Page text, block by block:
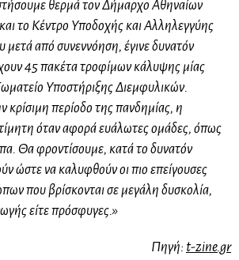
θερμά τον Δήμαρχο Αθηναίων
το Κέντρο Υποδοχής και Αλληλεγγύης
από συνεννόηση, έγινε δυνατόν
45 πακέτα τροφίμων κάλυψης μίας
Υποστήριξης Διεμφυλικών.
κρίσιμη περίοδο της πανδημίας, η
όταν αφορά ευάλωτες ομάδες, όπως
Θα φροντίσουμε, κατά το δυνατόν
ώστε να καλυφθούν οι πιο επείγουσες
που βρίσκονται σε μεγάλη δυσκολία,
είτε πρόσφυγες.»
Πηγή: t-zine.gr